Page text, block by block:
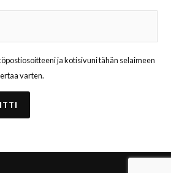
ja kotisivuni tähän selaimeen
varten.